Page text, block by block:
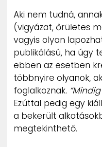
Aki nem tudná,
(vigyázat, őrületes
vagyis olyan
publikálású, ha úgy
ebben az esetben
többnyire olyanok,
foglalkoznak.
Ezúttal pedig egy
a bekerült
megtekinthető.